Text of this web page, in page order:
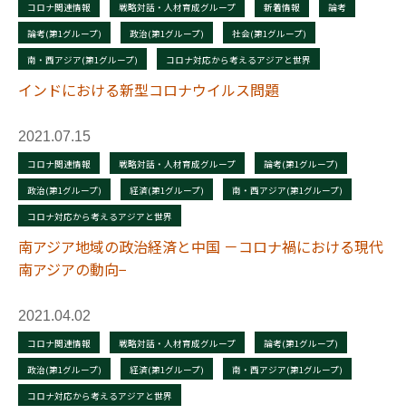
コロナ関連情報 戦略対話・人材育成グループ 新着情報 論考
論考(第1グループ) 政治(第1グループ) 社会(第1グループ)
南・西アジア(第1グループ) コロナ対応から考えるアジアと世界
インドにおける新型コロナウイルス問題
2021.07.15
コロナ関連情報 戦略対話・人材育成グループ 論考(第1グループ)
政治(第1グループ) 経済(第1グループ) 南・西アジア(第1グループ)
コロナ対応から考えるアジアと世界
南アジア地域の政治経済と中国 －コロナ禍における現代
南アジアの動向−
2021.04.02
コロナ関連情報 戦略対話・人材育成グループ 論考(第1グループ)
政治(第1グループ) 経済(第1グループ) 南・西アジア(第1グループ)
コロナ対応から考えるアジアと世界